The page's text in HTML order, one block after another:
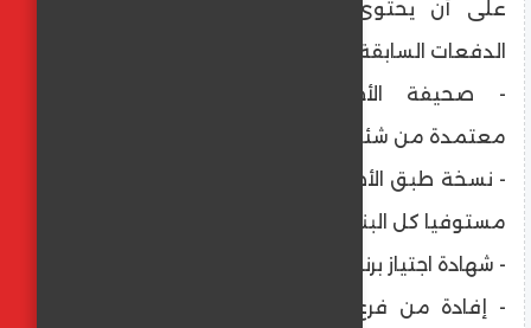
على أن يحتوى الملف طبقا لما تم في
الدفعات السابقة على التالي:
- صحيفة الأحوال الإلكترونية المطبوعة
معتمدة من شئون العاملين.
- نسخة طبق الأصل من عقد المعلم المساعد
مستوفيا كل البنود.
- شهادة اجتياز برنامج التطبيقات التربوية.
- إفادة من فرع الهيئة العامة لتعليم الكبار